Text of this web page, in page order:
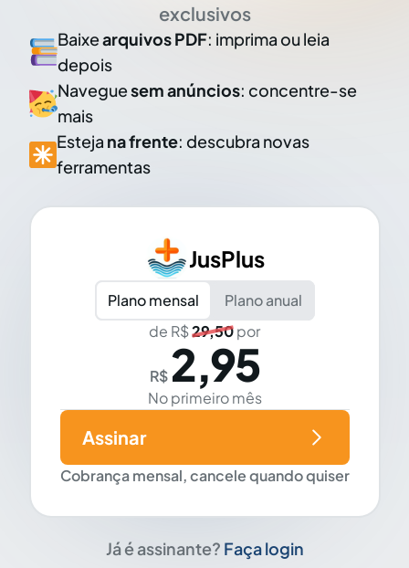
exclusivos
Baixearquivos PDF: imprima ou leia
depois
Naveguesem anúncios: concentre-se
mais
Esteja na frente: descubra novas
ferramentas
JusPlus
Plano mensal
Plano anual
de R$29,50por
R$ 2,95
No primeiro mês
Cobrança mensal, cancele quando quiser
Assinar
Já é assinante? Faça login